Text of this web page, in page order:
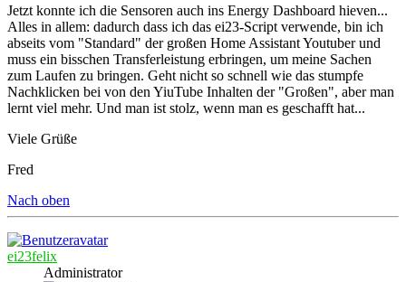
Jetzt konnte ich die Sensoren auch ins Energy Dashboard hieven...
Alles in allem: dadurch dass ich das ei23-Script verwende, bin ich
abseits vom "Standard" der großen Home Assistant Youtuber und
muss ein bisschen Transferleistung erbringen, um meine Sachen
zum Laufen zu bringen. Geht nicht so schnell wie das stumpfe
Nachklicken bei von den YiuTube Inhalten der "Großen", aber man
lernt viel mehr. Und man ist stolz, wenn man es geschafft hat...
Viele Grüße
Fred
Nach oben
ei23felix
Administrator